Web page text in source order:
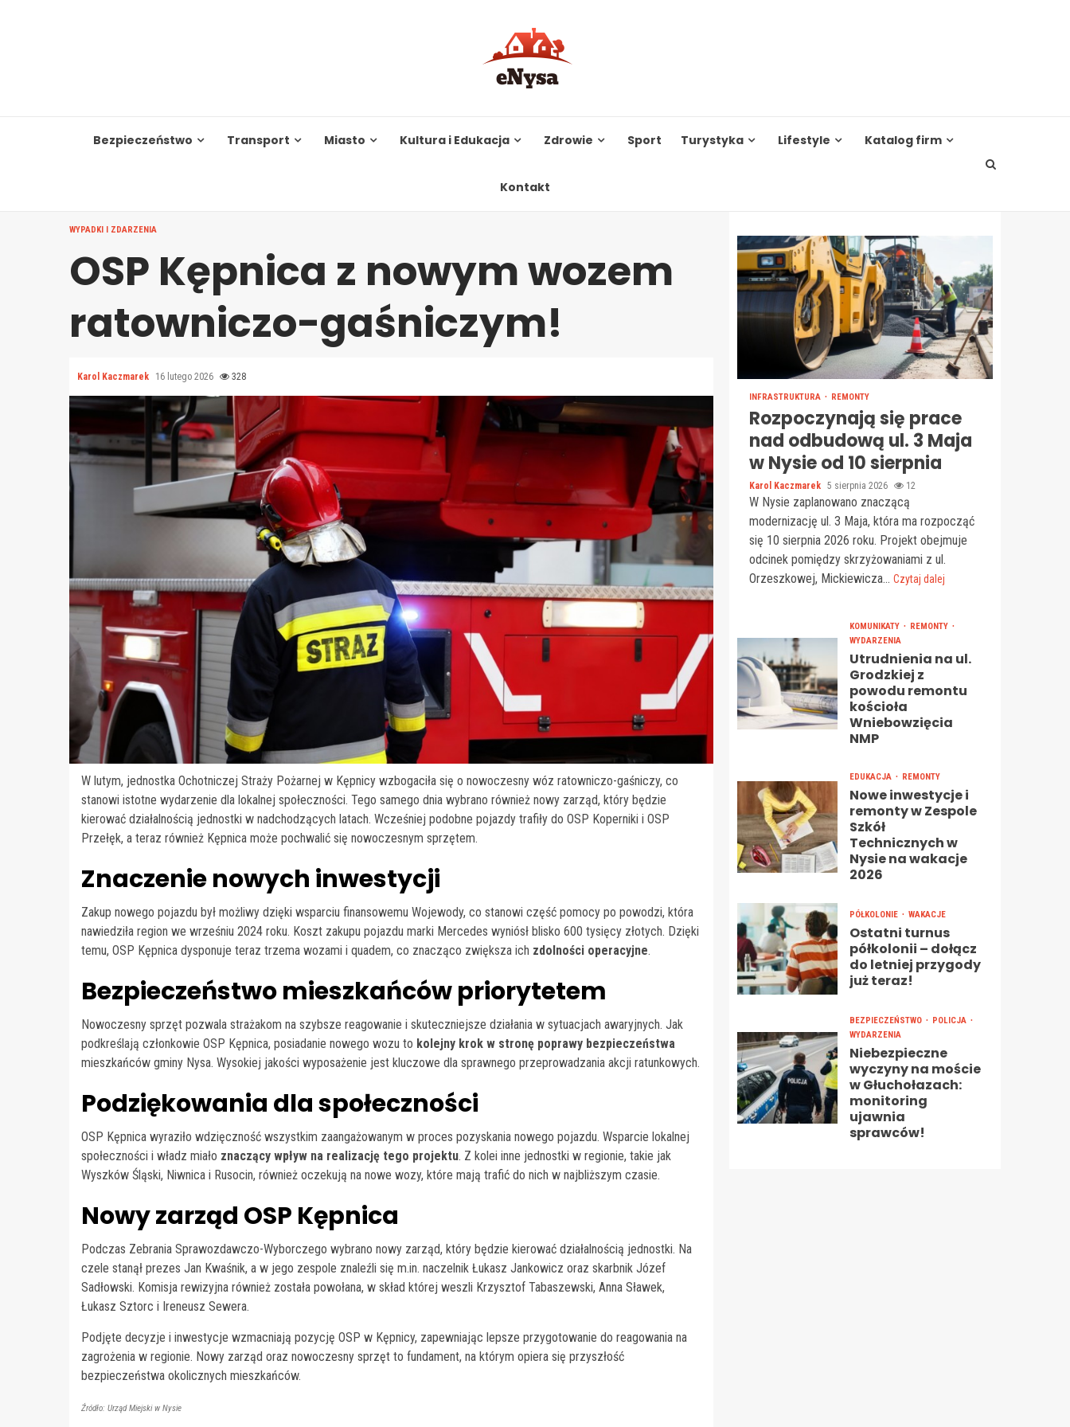
Bezpieczeństwo Transport Miasto Kultura i Edukacja Zdrowie Sport Turystyka Lifestyle Katalog firm
Kontakt
WYPADKI I ZDARZENIA
OSP Kępnica z nowym wozem
ratowniczo-gaśniczym!
Karol Kaczmarek 16 lutego 2026 328
W lutym, jednostka Ochotniczej Straży Pożarnej w Kępnicy wzbogaciła się o nowoczesny wóz ratowniczo-gaśniczy, co
stanowi istotne wydarzenie dla lokalnej społeczności. Tego samego dnia wybrano również nowy zarząd, który będzie
kierować działalnością jednostki w nadchodzących latach. Wcześniej podobne pojazdy trafiły do OSP Koperniki i OSP
Przełęk, a teraz również Kępnica może pochwalić się nowoczesnym sprzętem.
Znaczenie nowych inwestycji
Zakup nowego pojazdu był możliwy dzięki wsparciu finansowemu Wojewody, co stanowi część pomocy po powodzi, która
nawiedziła region we wrześniu 2024 roku. Koszt zakupu pojazdu marki Mercedes wyniósł blisko 600 tysięcy złotych. Dzięki
temu, OSP Kępnica dysponuje teraz trzema wozami i quadem, co znacząco zwiększa ich zdolności operacyjne.
Bezpieczeństwo mieszkańców priorytetem
Nowoczesny sprzęt pozwala strażakom na szybsze reagowanie i skuteczniejsze działania w sytuacjach awaryjnych. Jak
podkreślają członkowie OSP Kępnica, posiadanie nowego wozu to kolejny krok w stronę poprawy bezpieczeństwa
mieszkańców gminy Nysa. Wysokiej jakości wyposażenie jest kluczowe dla sprawnego przeprowadzania akcji ratunkowych.
Podziękowania dla społeczności
OSP Kępnica wyraziło wdzięczność wszystkim zaangażowanym w proces pozyskania nowego pojazdu. Wsparcie lokalnej
społeczności i władz miało znaczący wpływ na realizację tego projektu. Z kolei inne jednostki w regionie, takie jak
Wyszków Śląski, Niwnica i Rusocin, również oczekują na nowe wozy, które mają trafić do nich w najbliższym czasie.
Nowy zarząd OSP Kępnica
Podczas Zebrania Sprawozdawczo-Wyborczego wybrano nowy zarząd, który będzie kierować działalnością jednostki. Na
czele stanął prezes Jan Kwaśnik, a w jego zespole znaleźli się m.in. naczelnik Łukasz Jankowicz oraz skarbnik Józef
Sadłowski. Komisja rewizyjna również została powołana, w skład której weszli Krzysztof Tabaszewski, Anna Sławek,
Łukasz Sztorc i Ireneusz Sewera.
Podjęte decyzje i inwestycje wzmacniają pozycję OSP w Kępnicy, zapewniając lepsze przygotowanie do reagowania na
zagrożenia w regionie. Nowy zarząd oraz nowoczesny sprzęt to fundament, na którym opiera się przyszłość
bezpieczeństwa okolicznych mieszkańców.
Źródło: Urząd Miejski w Nysie
INFRASTRUKTURA REMONTY
Rozpoczynają się prace
nad odbudową ul. 3 Maja
w Nysie od 10 sierpnia
Karol Kaczmarek 5 sierpnia 2026 12
W Nysie zaplanowano znaczącą
modernizację ul. 3 Maja, która ma rozpocząć
się 10 sierpnia 2026 roku. Projekt obejmuje
odcinek pomiędzy skrzyżowaniami z ul.
Orzeszkowej, Mickiewicza... Czytaj dalej
KOMUNIKATY
REMONTY
WYDARZENIA
Utrudnienia na ul.
Grodzkiej z
powodu remontu
kościoła
Wniebowzięcia
NMP
EDUKACJA REMONTY
Nowe inwestycje i
remonty w Zespole
Szkół
Technicznych w
Nysie na wakacje
2026
PÓŁKOLONIE WAKACJE
Ostatni turnus
półkolonii – dołącz
do letniej przygody
już teraz!
BEZPIECZEŃSTWO
POLICJA
WYDARZENIA
Niebezpieczne
wyczyny na moście
w Głuchołazach:
monitoring
ujawnia
sprawców!